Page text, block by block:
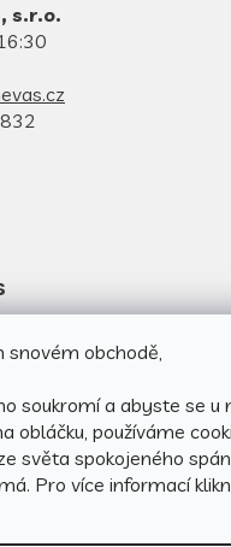
snovém obchodě,
soukromí a abyste se u
obláčku, používáme
světa spokojeného
Pro více informací
s.r.o.